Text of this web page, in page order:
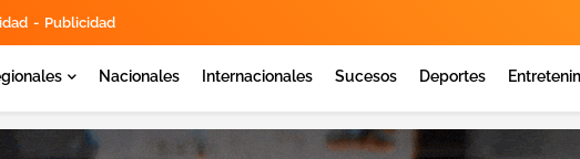
Publicidad
Nacionales Internacionales Sucesos Deportes